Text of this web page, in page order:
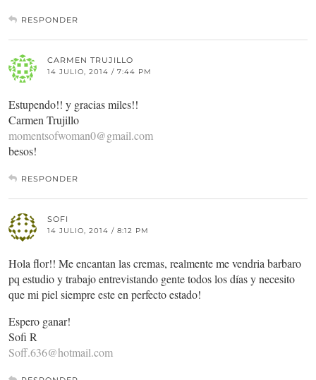
RESPONDER
CARMEN TRUJILLO
14 JULIO, 2014 / 7:44 PM
Estupendo!! y gracias miles!!
Carmen Trujillo
momentsofwoman0@gmail.com
besos!
RESPONDER
SOFI
14 JULIO, 2014 / 8:12 PM
Hola flor!! Me encantan las cremas, realmente me vendria barbaro
pq estudio y trabajo entrevistando gente todos los días y necesito
que mi piel siempre este en perfecto estado!
Espero ganar!
Sofi R
Soff.636@hotmail.com